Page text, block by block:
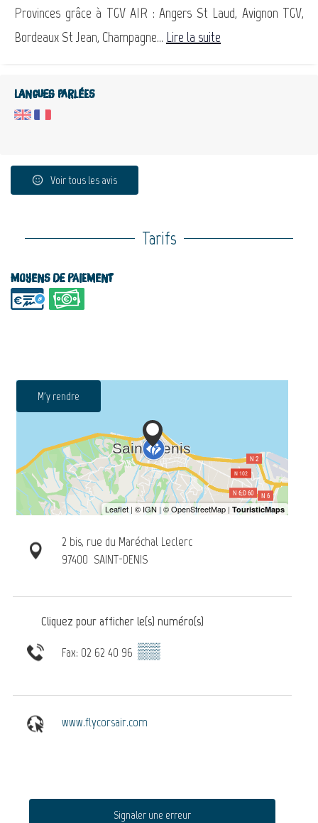
Provinces grâce à TGV AIR : Angers St Laud, Avignon TGV,
Bordeaux St Jean, Champagne... Lire la suite
Langues parlées
Voir tous les avis
Tarifs
Moyens de paiement
M'y rendre
2 bis, rue du Maréchal Leclerc
97400 SAINT-DENIS
Cliquez pour afficher le(s) numéro(s)
Fax: 02 62 40 96 ▒▒
www.flycorsair.com
Signaler une erreur